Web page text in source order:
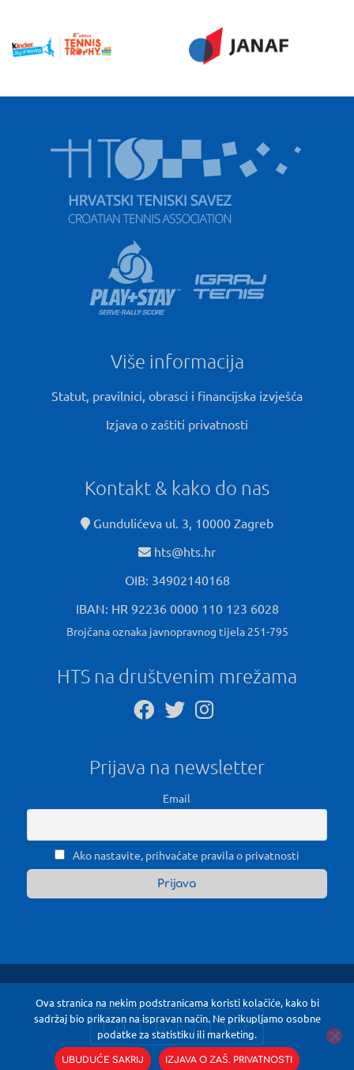
Više informacija
Statut, pravilnici, obrasci i financijska izvješća
Izjava o zaštiti privatnosti
Kontakt & kako do nas
Gundulićeva ul. 3, 10000 Zagreb
hts@hts.hr
OIB: 34902140168
IBAN: HR 92236 0000 110 123 6028
Brojčana oznaka javnopravnog tijela 251-795
HTS na društvenim mrežama
Prijava na newsletter
Email
Ako nastavite, prihvaćate pravila o privatnosti
Ova stranica na nekim podstranicama koristi kolačiće, kako bi
sadržaj bio prikazan na ispravan način. Ne prikupljamo osobne
podatke za statistiku ili marketing.
UBUDUĆE SAKRIJ IZJAVA O ZAŠ. PRIVATNOSTI